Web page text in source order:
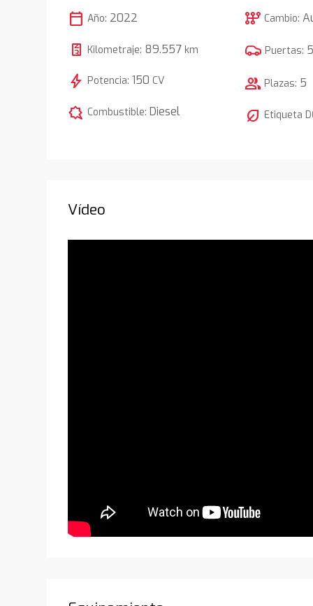
calendar_today Año: 2022
Kilometraje: 89.557 km
bolt Potencia:150 CV
comic_bubble Combustible:Diesel
auto_transmission Cambio:
Puertas: 5
group Plazas: 5
nest_eco_leaf Etiqueta
Vídeo